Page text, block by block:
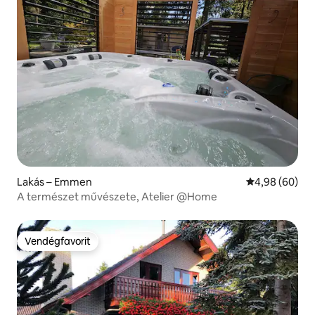
Lakás – Emmen Átlagos
4,98 (60)
A természet művészete, Atelier @Home
Vendégfavorit
Vendégfavorit